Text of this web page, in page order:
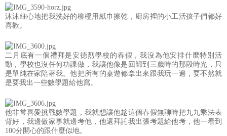
沐沐細心地把我洗好的柳橙用紙巾擦乾，廚房裡的小工活孩子們都好
喜歡。
二月底有一個禮拜是安德烈學校的春假，我沒為他安排什麼特別活
動，學校也沒任何功課做，我讓他像是回歸到三歲時的那段時光，只
是單純在家陪著我。他把所有的桌遊都拿出來跟我玩一遍，要不然就
是要我出一些數學題給他寫。
他非常喜愛挑戰數學題，我就想讓他趁這個春假無聊時把九九乘法表
背好，我邊做家事就邊考他，他還拜託我出張考題給他考，他一看到
100分開心的跟什麼似地。